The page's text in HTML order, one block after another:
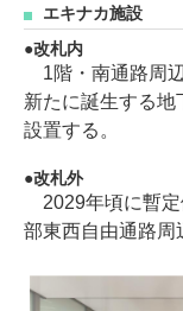
エキナカ施設
改札内
1階・南通路周
新たに誕生する地
設置する。
改札外
2029年頃に暫定
部東西自由通路周